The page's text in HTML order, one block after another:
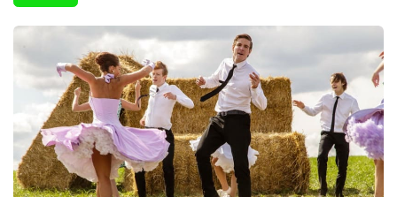
Témata
Seriály
Hry
Cool Esport